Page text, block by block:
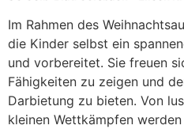
Im Rahmen des
die Kinder selbst ein
und vorbereitet. Sie freuen
Fähigkeiten zu zeigen und
Darbietung zu bieten. Von
kleinen Wettkämpfen